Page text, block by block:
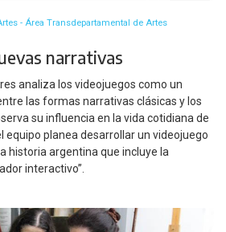
- Área Transdepartamental de Artes
narrativas
analiza los videojuegos como un
las formas narrativas clásicas y los
su influencia en la vida cotidiana de
equipo planea desarrollar un videojuego
historia argentina que incluye la
interactivo”.